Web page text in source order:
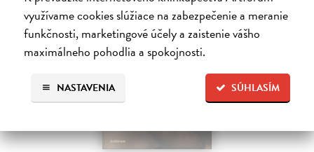
využívame cookies slúžiace na zabezpečenie a meranie
funkčnosti, marketingové účely a zaistenie vášho
maximálneho pohodlia a spokojnosti.
SÚHLASÍM
NASTAVENIA
na sklade